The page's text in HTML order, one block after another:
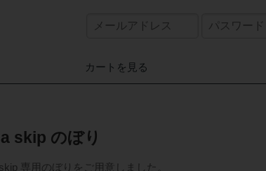
カートを見る
skip のぼり
専用のぼりをご用意しました。